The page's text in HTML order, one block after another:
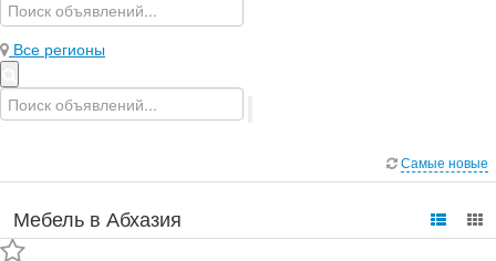
Все регионы
Самые новые
Мебель в Абхазия